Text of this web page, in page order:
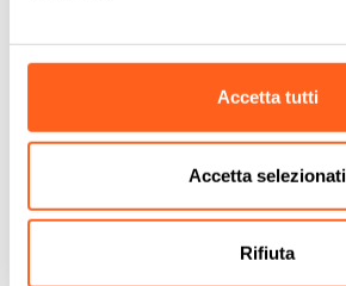
Accetta tutti
Accetta selezionati
Rifiuta
Richiedi info